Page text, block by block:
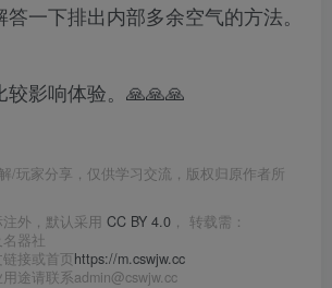
一下排出内部多余空气的方法。
较影响体验。🙏🙏🙏
/玩家分享，仅供学习交流，版权归原作者所
外，默认采用 CC BY 4.0 ， 转载需：
名器社
接或首页https://m.cswjw.cc
途请联系admin@cswjw.cc